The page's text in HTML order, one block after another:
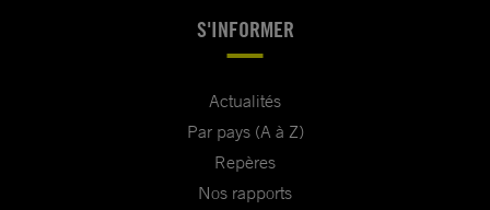
S'INFORMER
Actualités
Par pays (A à Z)
Repères
Nos rapports